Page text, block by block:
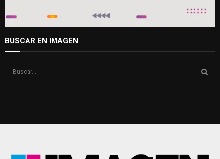
BUSCAR EN IMAGEN